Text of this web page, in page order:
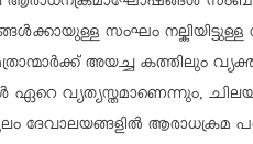
സംഘം
അയച്ച കത്തിലും
വ്യത്യസ്തമാണെന്നും,
ദേവാലയങ്ങളിൽ ആരാധക്രമ